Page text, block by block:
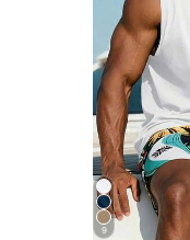
9